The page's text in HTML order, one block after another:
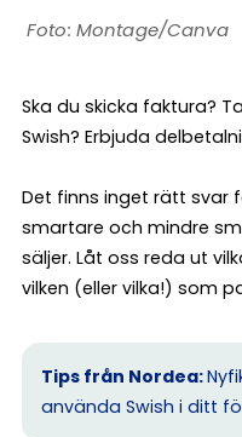
Montage/Canva
Ska du skicka faktura?
Swish? Erbjuda
Det finns inget rätt svar
smartare och mindre
säljer. Låt oss reda ut
vilken (eller vilka!) som
Tips från Nordea:
använda Swish i ditt